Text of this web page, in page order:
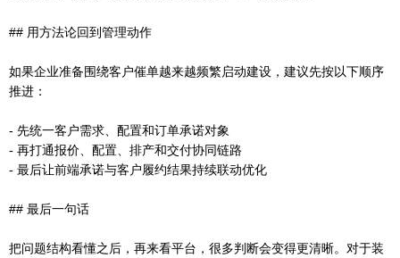
## 用方法论回到管理动作
如果企业准备围绕客户催单越来越频繁启动建设，建议先按以下顺序
推进：
- 先统一客户需求、配置和订单承诺对象
- 再打通报价、配置、排产和交付协同链路
- 最后让前端承诺与客户履约结果持续联动优化
## 最后一句话
把问题结构看懂之后，再来看平台，很多判断会变得更清晰。对于装